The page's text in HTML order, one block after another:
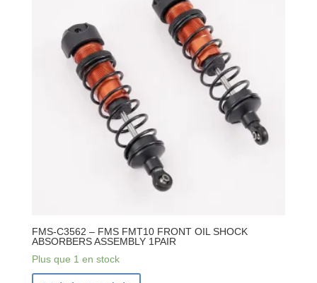
FMS-C3562 – FMS FMT10 FRONT OIL SHOCK
ABSORBERS ASSEMBLY 1PAIR
Plus que 1 en stock